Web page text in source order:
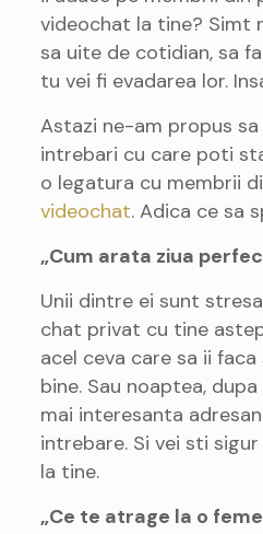
videochat la tine? Simt
sa uite de cotidian, sa
tu vei fi evadarea lor.
Astazi ne-am propus
intrebari cu care poti
o legatura cu membrii
videochat. Adica ce sa
„Cum arata ziua
Unii dintre ei sunt
chat privat cu tine
acel ceva care sa ii
bine. Sau noaptea,
mai interesanta
intrebare. Si vei sti
la tine.
„Ce te atrage la o